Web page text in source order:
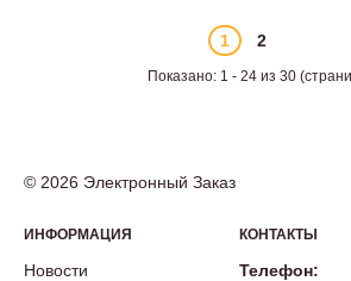
1 2
Показано: 1 - 24 из 30
© 2026 Электронный Заказ
ИНФОРМАЦИЯ
Новости
КОНТАКТЫ
Телефон: